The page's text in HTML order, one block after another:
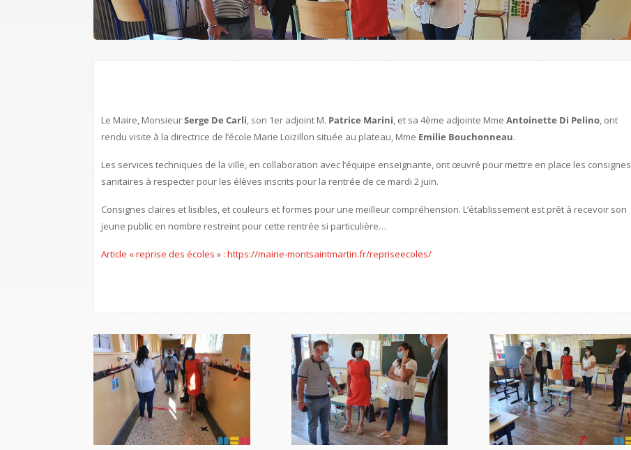
Le Maire, MonsieurSerge De Carli, son 1er adjoint M. Patrice Marini, et sa 4ème adjointe MmeAntoinette Di Pelino, ont
rendu visite à la directrice de l’école Marie Loizillon située au plateau, Mme Emilie Bouchonneau.
Les services techniques de la ville, en collaboration avec l’équipe enseignante, ont œuvré pour mettre en place les consignes
sanitaires à respecter pour les élèves inscrits pour la rentrée de ce mardi 2 juin.
Consignes claires et lisibles, et couleurs et formes pour une meilleur compréhension. L’établissement est prêt à recevoir son
jeune public en nombre restreint pour cette rentrée si particulière…
Article « reprise des écoles » : https://mairie-montsaintmartin.fr/repriseecoles/